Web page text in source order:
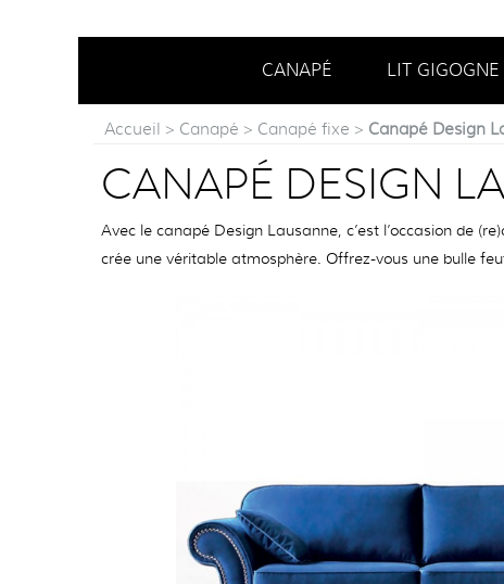
CANAPÉ LIT GIGOGNE
Accueil > Canapé > Canapé fixe > Canapé Design
CANAPÉ DESIGN
Avec le canapé Design Lausanne, c’est l’occasion de
crée une véritable atmosphère. Offrez-vous une bulle